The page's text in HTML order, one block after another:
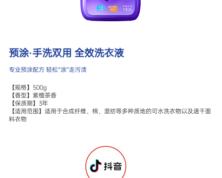
预涂·手洗双用 全效洗衣液
专业预涂配方 轻松“涂”走污渍
【规格】500g
【香型】紫檀茶香
【保质期】3年
【适用范围】适用于合成纤维、棉、混纺等多种质地的可水洗衣物以及速干面
料衣物